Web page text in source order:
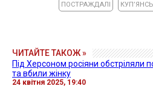
ПОСТРАЖДАЛІ
ЧИТАЙТЕ ТАКОЖ »
Під Херсоном росіяни обстріляли
та вбили жінку
24 квітня 2025, 19:40